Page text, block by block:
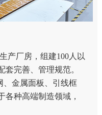
产厂房，组建100人以
套完善、管理规范。
金属面板、引线框
种高端制造领域，